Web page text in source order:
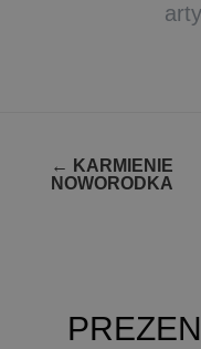
Zobacz
wpisy
← KARMIENIE
NOWORODKA